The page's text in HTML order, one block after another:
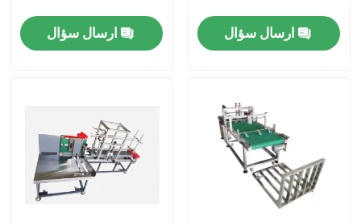
ویدیو
ارسال سؤال ارسال سؤال